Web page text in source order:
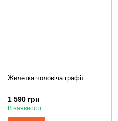
Жилетка чоловіча графіт
1 590 грн
В наявності